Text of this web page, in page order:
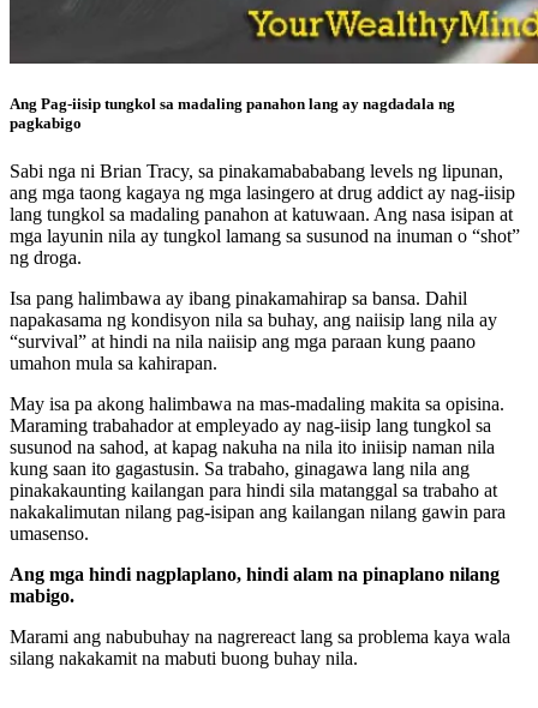
Ang Pag-iisip tungkol sa madaling panahon lang ay nagdadala ng
pagkabigo
Sabi nga ni Brian Tracy, sa pinakamabababang levels ng lipunan,
ang mga taong kagaya ng mga lasingero at drug addict ay nag-iisip
lang tungkol sa madaling panahon at katuwaan. Ang nasa isipan at
mga layunin nila ay tungkol lamang sa susunod na inuman o “shot”
ng droga.
Isa pang halimbawa ay ibang pinakamahirap sa bansa. Dahil
napakasama ng kondisyon nila sa buhay, ang naiisip lang nila ay
“survival” at hindi na nila naiisip ang mga paraan kung paano
umahon mula sa kahirapan.
May isa pa akong halimbawa na mas-madaling makita sa opisina.
Maraming trabahador at empleyado ay nag-iisip lang tungkol sa
susunod na sahod, at kapag nakuha na nila ito iniisip naman nila
kung saan ito gagastusin. Sa trabaho, ginagawa lang nila ang
pinakakaunting kailangan para hindi sila matanggal sa trabaho at
nakakalimutan nilang pag-isipan ang kailangan nilang gawin para
umasenso.
Ang mga hindi nagplaplano, hindi alam na pinaplano nilang
mabigo.
Marami ang nabubuhay na nagrereact lang sa problema kaya wala
silang nakakamit na mabuti buong buhay nila.